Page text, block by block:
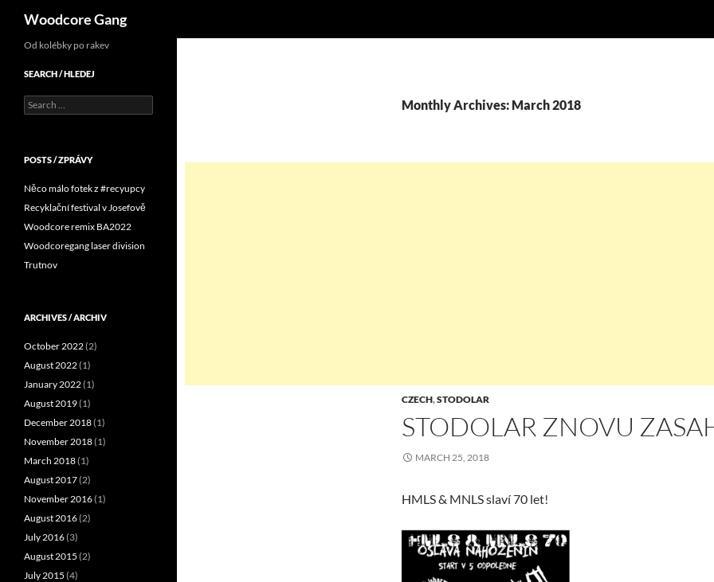
Woodcore Gang
Monthly Archives: March 2018
CZECH,STODOLAR
STODOLAR ZNOVU
MARCH 25, 2018
HMLS & MNLS slaví 70 let!
Od kolébky po rakev
SEARCH / HLEDEJ
Search
for:
POSTS / ZPRÁVY
Něco málo fotek z #recyupcy
Recyklační festival v Josefově
Woodcore remix BA2022
Woodcoregang laser division
Trutnov
ARCHIVES / ARCHIV
October 2022(2)
August 2022(1)
January 2022(1)
August 2019(1)
December 2018(1)
November 2018(1)
March 2018(1)
August 2017(2)
November 2016(1)
August 2016(2)
July 2016(3)
August 2015 (2)
July 2015 (4)